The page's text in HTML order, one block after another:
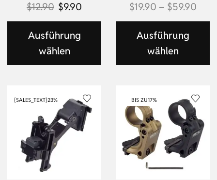
$12.90 $9.90
Ausführung
wählen
$19.90 – $59.90
Ausführung
wählen
{SALES_TEXT}23% BIS ZU17%